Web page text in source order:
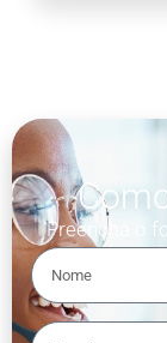
Preencha o